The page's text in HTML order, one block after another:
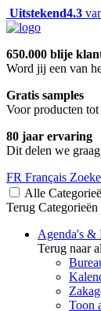
Uitstekend4.3
650.000 blije
Word jij een van
Gratis samples
Voor producten tot
80 jaar ervaring
Dit delen we
FR Français
Alle
Terug Categorieën
Agenda's &
Terug naar
Toon